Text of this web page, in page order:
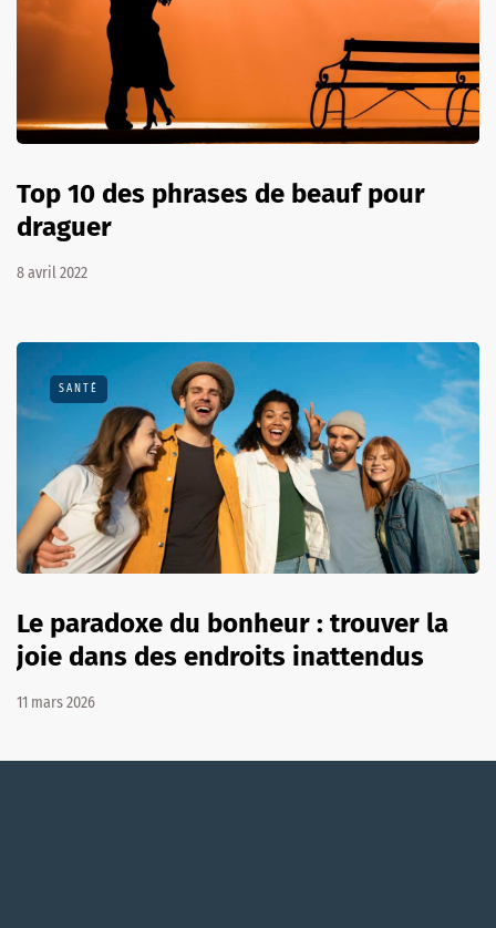
Top 10 des phrases de beauf pour
draguer
8 avril 2022
SANTÉ
Le paradoxe du bonheur : trouver la
joie dans des endroits inattendus
11 mars 2026